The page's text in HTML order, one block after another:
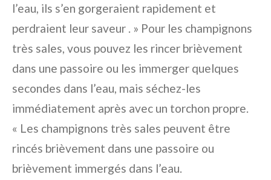
l’eau, ils s’en gorgeraient rapidement et
perdraient leur saveur . » Pour les champignons
très sales, vous pouvez les rincer brièvement
dans une passoire ou les immerger quelques
secondes dans l’eau, mais séchez-les
immédiatement après avec un torchon propre.
« Les champignons très sales peuvent être
rincés brièvement dans une passoire ou
brièvement immergés dans l’eau.